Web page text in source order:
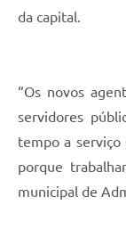
da capital.
“Os novos
servidores
tempo a
porque
municipal de